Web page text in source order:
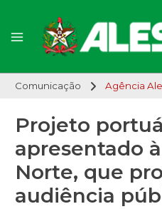
Comunicação Agência
Projeto
apresentado
Norte, que
audiência